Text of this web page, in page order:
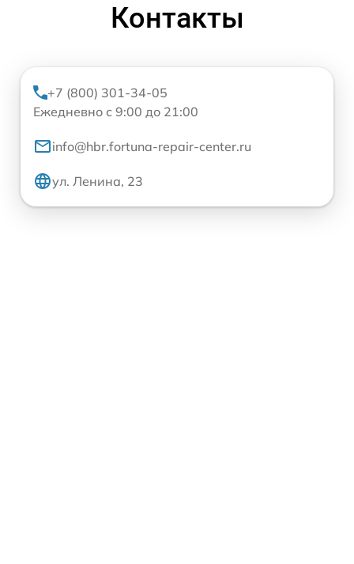
Контакты
+7 (800) 301-34-05
Ежедневно с 9:00 до 21:00
info@hbr.fortuna-repair-center.ru
ул. Ленина, 23